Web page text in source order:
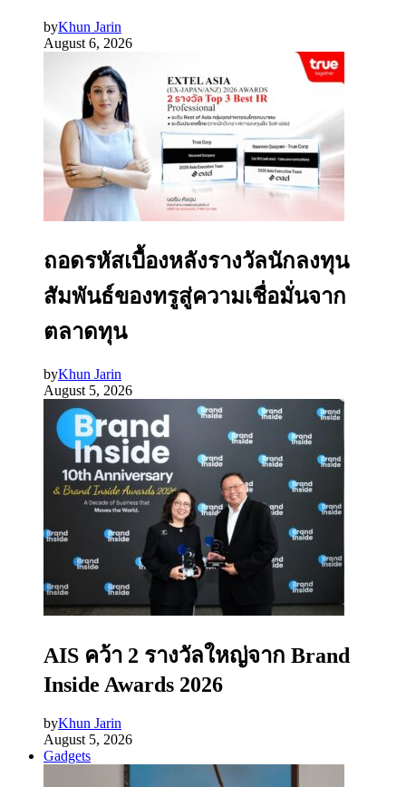
byKhun Jarin
August 6, 2026
ถอดรหัสเบื้องหลังรางวัลนักลงทุน
สัมพันธ์ของทรูสู่ความเชื่อมั่นจาก
ตลาดทุน
byKhun Jarin
August 5, 2026
AIS คว้า 2 รางวัลใหญ่จาก Brand
Inside Awards 2026
byKhun Jarin
August 5, 2026
Gadgets